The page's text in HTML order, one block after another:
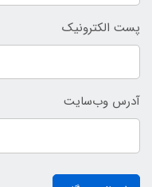
پست الکترونیک
آدرس وب‌سایت